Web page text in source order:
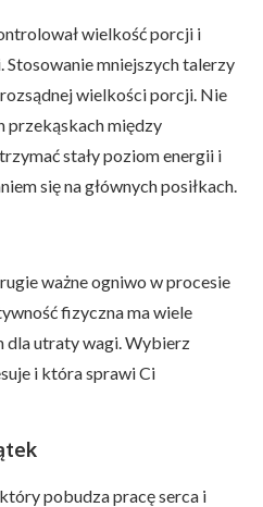
wielkość porcji i
Stosowanie mniejszych talerzy
wielkości porcji. Nie
przekąskach między
stały poziom energii i
się na głównych posiłkach.
ważne ogniwo w procesie
fizyczna ma wiele
dla utraty wagi. Wybierz
i która sprawi Ci
pobudza pracę serca i